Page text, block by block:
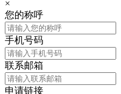
×
您的称呼
手机号码
联系邮箱
申请链接